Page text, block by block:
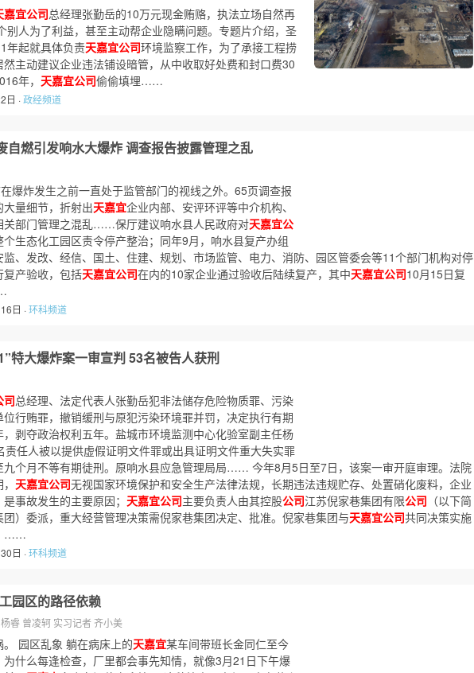
嘉宜公司总经理张勤岳的10万元现金贿赂，执法立场自然再
别人为了利益，甚至主动帮企业隐瞒问题。专题片介绍，圣
年起就具体负责天嘉宜公司环境监察工作，为了承接工程捞
然主动建议企业违法铺设暗管，从中收取好处费和封口费30
年， 天嘉宜公司偷偷填埋……
日 ·政经频道
自燃引发响水大爆炸 调查报告披露管理之乱
爆炸发生之前一直处于监管部门的视线之外。65页调查报
量细节，折射出天嘉宜企业内部、安评环评等中介机构、
关部门管理之混乱……保厅建议响水县人民政府对天嘉宜公
个生态化工园区责令停产整治；同年9月，响水县复产办组
监、发改、经信、国土、住建、规划、市场监管、电力、消防、园区管委会等11个部门机构对停
复产验收，包括天嘉宜公司在内的10家企业通过验收后陆续复产，其中天嘉宜公司10月15日复
日 ·环科频道
特大爆炸案一审宣判 53名被告人获刑
司总经理、法定代表人张勤岳犯非法储存危险物质罪、污染
位行贿罪，撤销缓刑与原犯污染环境罪并罚，决定执行有期
，剥夺政治权利五年。盐城市环境监测中心化验室副主任杨
责任人被以提供虚假证明文件罪或出具证明文件重大失实罪
九个月不等有期徒刑。原响水县应急管理局局…… 今年8月5日至7日，该案一审开庭审理。法院
天嘉宜公司无视国家环境保护和安全生产法律法规，长期违法违规贮存、处置硝化废料，企业
事故发生的主要原因； 天嘉宜公司主要负责人由其控股公司江苏倪家巷集团有限公司 （以下简
团）委派，重大经营管理决策需倪家巷集团决定、批准。倪家巷集团与天嘉宜公司共同决策实施
……
日 ·环科频道
园区的路径依赖
睿 曾凌轲 实习记者 齐小美
。 园区乱象 躺在病床上的天嘉宜某车间带班长金同仁至今
为什么每逢检查，厂里都会事先知情，就像3月21日下午爆